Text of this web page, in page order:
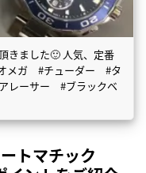
きました🙂 人気、定番
オメガ #チューダー #タ
レーサー #ブラックベ
トマチック